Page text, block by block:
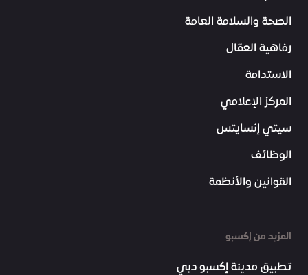
الصحة والسلامة العامة
رفاهية العمّال
الاستدامة
المركز الإعلامي
سيتي إنسايتس
الوظائف
القوانين والأنظمة
المزيد من إكسبو
تطبيق مدينة إكسبو دبي